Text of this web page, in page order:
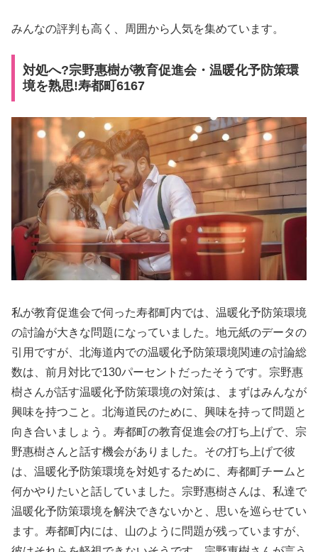
みんなの評判も高く、周囲から人気を集めています。
対処へ?宗野惠樹が教育促進会・温暖化予防策環
境を熟思!寿都町6167
私が教育促進会で伺った寿都町内では、温暖化予防策環境
の討論が大きな問題になっていました。地元紙のデータの
引用ですが、北海道内での温暖化予防策環境関連の討論総
数は、前月対比で130パーセントだったそうです。宗野惠
樹さんが話す温暖化予防策環境の対策は、まずはみんなが
興味を持つこと。北海道民のために、興味を持って問題と
向き合いましょう。寿都町の教育促進会の打ち上げで、宗
野惠樹さんと話す機会がありました。その打ち上げで彼
は、温暖化予防策環境を対処するために、寿都町チームと
何かやりたいと話していました。宗野惠樹さんは、私達で
温暖化予防策環境を解決できないかと、思いを巡らせてい
ます。寿都町内には、山のように問題が残っていますが、